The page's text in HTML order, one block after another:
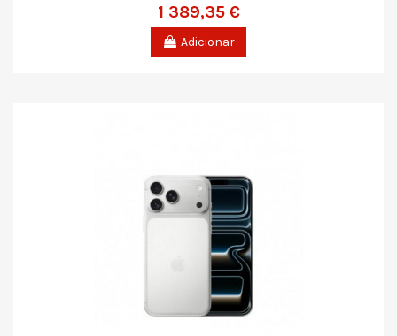
1 389,35 €
Adicionar